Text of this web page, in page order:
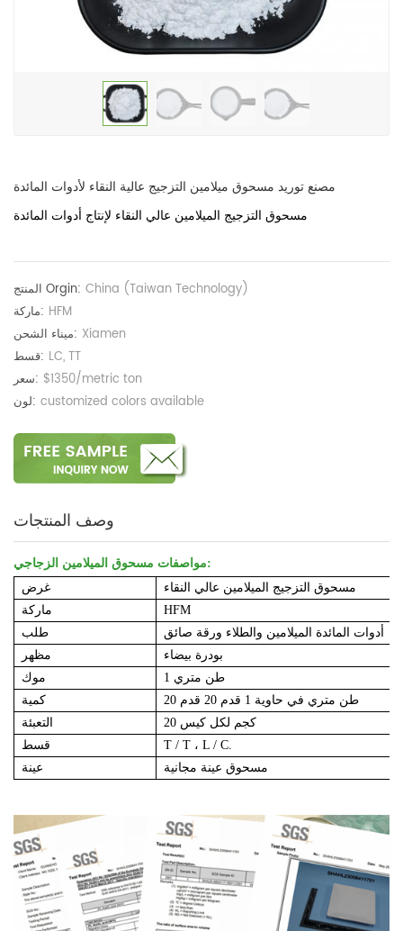
مصنع توريد مسحوق ميلامين التزجيج عالية النقاء لأدوات المائدة
مسحوق التزجيج الميلامين عالي النقاء لإنتاج أدوات المائدة
المنتج Orgin: China (Taiwan Technology)
ماركة: HFM
ميناء الشحن: Xiamen
قسط: LC, TT
سعر: $1350/metric ton
لون: customized colors available
وصف المنتجات
مواصفات مسحوق الميلامين الزجاجي:
غرض
مسحوق التزجيج الميلامين عالي النقاء
ماركة
HFM
طلب
أدوات المائدة الميلامين والطلاء ورقة صائق
مظهر
بودرة بيضاء
موك
1 طن متري
كمية
20 طن متري في حاوية 1 قدم 20 قدم
التعبئة
20 كجم لكل كيس
قسط
T / T ، L / C.
عينة
مسحوق عينة مجانية